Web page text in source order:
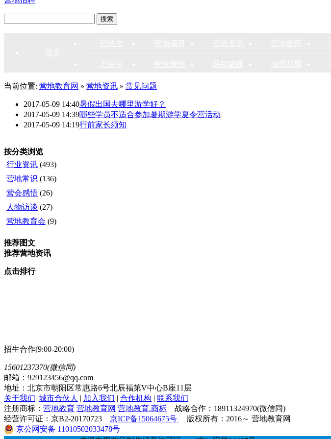
当前位置: 营地教育网 » 营地资讯 » 常见问题
2017-05-09 14:40暑假出国去哪里游学好？
2017-05-09 14:39哪些学员不适合参加暑期游学夏令营活动
2017-05-09 14:19行前家长须知
按分类浏览
行业资讯 (493)
营地常识 (136)
营会感悟 (26)
人物访谈 (27)
营地教育会 (9)
推荐图文
推荐营地资讯
点击排行
招生合作(9:00-20:00)
15601237370(微信同)
邮箱：929123456@qq.com
地址：北京市朝阳区常惠路6号北辰福第V中心B座11层
关于我们| 城市合伙人 | 加入我们 | 合作机构 | 联系我们
注册商标： 营地教育 营地教育网 营地教育.商标 战略合作：18911324970(微信同)
经营许可证：京B2-20170723 京ICP备15064675号
版权所有：2016～ 营地教育网
京公网安备 11010502033478号